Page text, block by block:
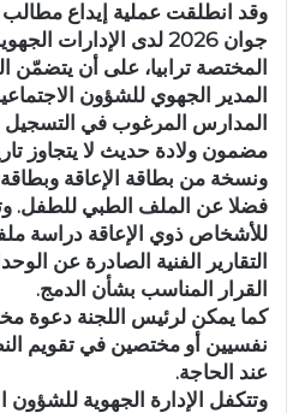
جوان 2026 لدى الإدارات
المختصة ترابيا، على أن
المدير الجهوي للشؤون
المدارس المرغوب في التسجيل
مضمون ولادة حديث لا يتجاوز
ونسخة من بطاقة الإعاقة وبطاقة
فضلا عن الملف الطبي للطفل.
للأشخاص ذوي الإعاقة دراسة
التقارير الفنية الصادرة عن
القرار المناسب بشأن الدمج.
كما يمكن لرئيس اللجنة دعوة
نفسيين أو مختصين في تقويم
عند الحاجة.
وتتكفل الإدارة الجهوية للشؤون